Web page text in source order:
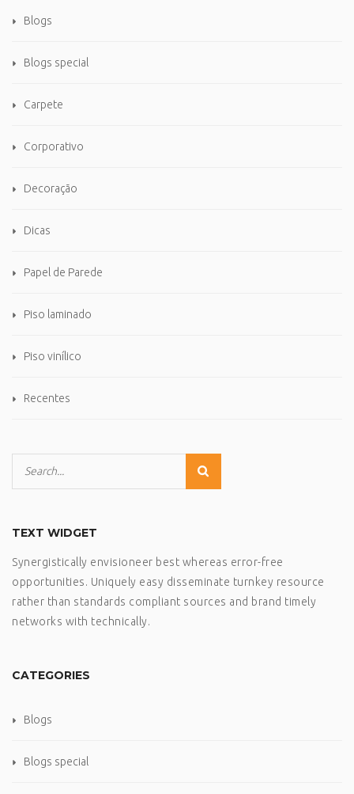
Blogs
Blogs special
Carpete
Corporativo
Decoração
Dicas
Papel de Parede
Piso laminado
Piso vinílico
Recentes
TEXT WIDGET
Synergistically envisioneer best whereas error-free
opportunities. Uniquely easy disseminate turnkey resource
rather than standards compliant sources and brand timely
networks with technically.
CATEGORIES
Blogs
Blogs special